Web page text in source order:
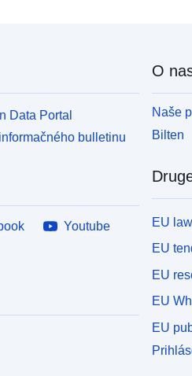
Data Portal
bulletinu
Youtube
O
Naše
Bilten
EU law
EU
EU
EU
EU